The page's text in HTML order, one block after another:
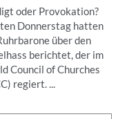
oder Provokation?
Donnerstag hatten
über den
berichtet, der im
Council of Churches
regiert. ...